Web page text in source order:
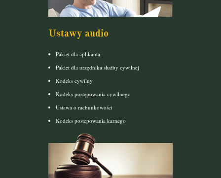
Ustawy audio
Pakiet dla aplikanta
Pakiet dla urzędnika służby cywilnej
Kodeks cywilny
Kodeks postępowania cywilnego
Ustawa o rachunkowości
Kodeks postepowania karnego